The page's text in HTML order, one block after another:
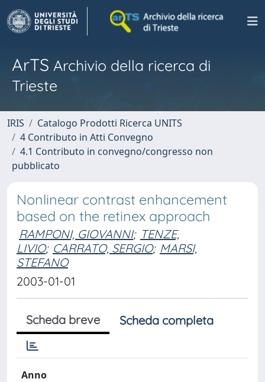
ArTS Archivio della ricerca di
Trieste
IRIS
Catalogo Prodotti Ricerca UNITS
4 Contributo in Atti Convegno
4.1 Contributo in convegno/congresso non
pubblicato
Nonlinear contrast enhancement
based on the retinex approach
RAMPONI, GIOVANNI; TENZE,
LIVIO; CARRATO, SERGIO; MARSI,
STEFANO
2003-01-01
Scheda breve Scheda completa
Anno